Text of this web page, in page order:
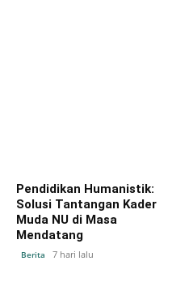
Pendidikan Humanistik:
Solusi Tantangan Kader
Muda NU di Masa
Mendatang
Berita 7 hari lalu